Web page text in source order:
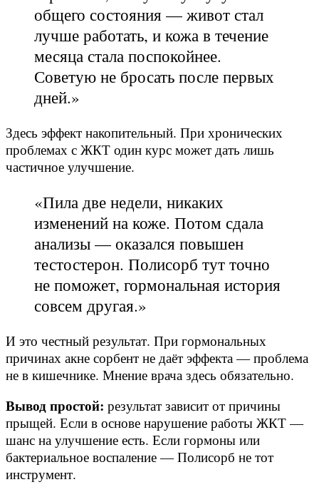
общего состояния — живот стал
лучше работать, и кожа в течение
месяца стала поспокойнее.
Советую не бросать после первых
дней.»
Здесь эффект накопительный. При хронических
проблемах с ЖКТ один курс может дать лишь
частичное улучшение.
«Пила две недели, никаких
изменений на коже. Потом сдала
анализы — оказался повышен
тестостерон. Полисорб тут точно
не поможет, гормональная история
совсем другая.»
И это честный результат. При гормональных
причинах акне сорбент не даёт эффекта — проблема
не в кишечнике. Мнение врача здесь обязательно.
Вывод простой: результат зависит от причины
прыщей. Если в основе нарушение работы ЖКТ —
шанс на улучшение есть. Если гормоны или
бактериальное воспаление — Полисорб не тот
инструмент.